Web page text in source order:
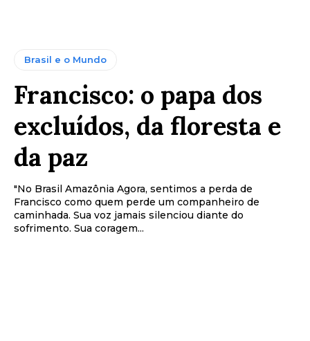
Brasil e o Mundo
Francisco: o papa dos
excluídos, da floresta e
da paz
"No Brasil Amazônia Agora, sentimos a perda de
Francisco como quem perde um companheiro de
caminhada. Sua voz jamais silenciou diante do
sofrimento. Sua coragem...